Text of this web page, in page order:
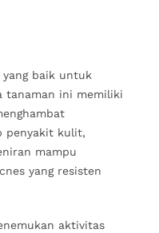
baik untuk
tanaman ini memiliki
penyakit kulit,
mampu
yang resisten
aktivitas